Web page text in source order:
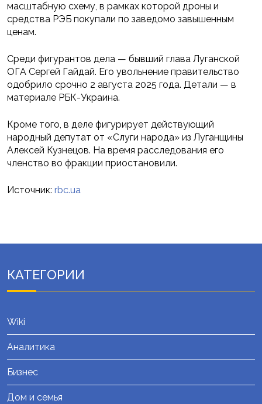
масштабную схему, в рамках которой дроны и
средства РЭБ покупали по заведомо завышенным
ценам.
Среди фигурантов дела — бывший глава Луганской
ОГА Сергей Гайдай. Его увольнение правительство
одобрило срочно 2 августа 2025 года. Детали — в
материале РБК-Украина.
Кроме того, в деле фигурирует действующий
народный депутат от «Слуги народа» из Луганщины
Алексей Кузнецов. На время расследования его
членство во фракции приостановили.
Источник: rbc.ua
КАТЕГОРИИ
Wiki
Аналитика
Бизнес
Дом и семья